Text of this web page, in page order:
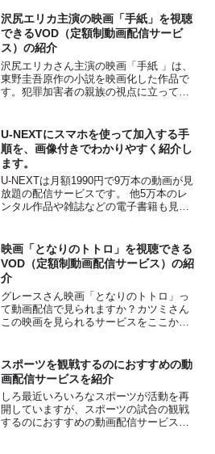
ンライン」について紹介します。宝塚フ
ァンの方は、自宅のテレビで舞...
沢尻エリカ主演の映画「手紙」を視聴
できるVOD（定額制動画配信サービ
ス）の紹介
沢尻エリカさん主演の映画「手紙 」は、
東野圭吾原作の小説を映画化した作品で
す。犯罪加害者の親族の視点に立って、
サービス）で視聴可能です。どのサービ
スも初回登録時は無料...
U-NEXTにスマホを使って加入する手
順を、画像付きでわかりやすく紹介し
ます。
U-NEXTは月額1990円で9万本の動画が見
放題の配信サービスです。 他5万本のレ
ンタル作品や雑誌などの電子書籍も見る
レジットカードは事前に準備しておくと
スムーズに登録作業が進みます。
映画「となりのトトロ」を視聴できる
VOD（定額制動画配信サービス）の紹
介
グレースさん映画「となりのトトロ」っ
て動画配信で見られますか？カツミさん
この映画を見られるサービスをここから
らどうぞ。VODサービス（ビデオオンデ
マンドサービス）とは...
スポーツを観戦するのにおすすめの動
画配信サービスを紹介
しろ最近いろいろなスポーツが活動を再
開していますが、スポーツの試合の観戦
するのにおすすめの動画配信サービスを